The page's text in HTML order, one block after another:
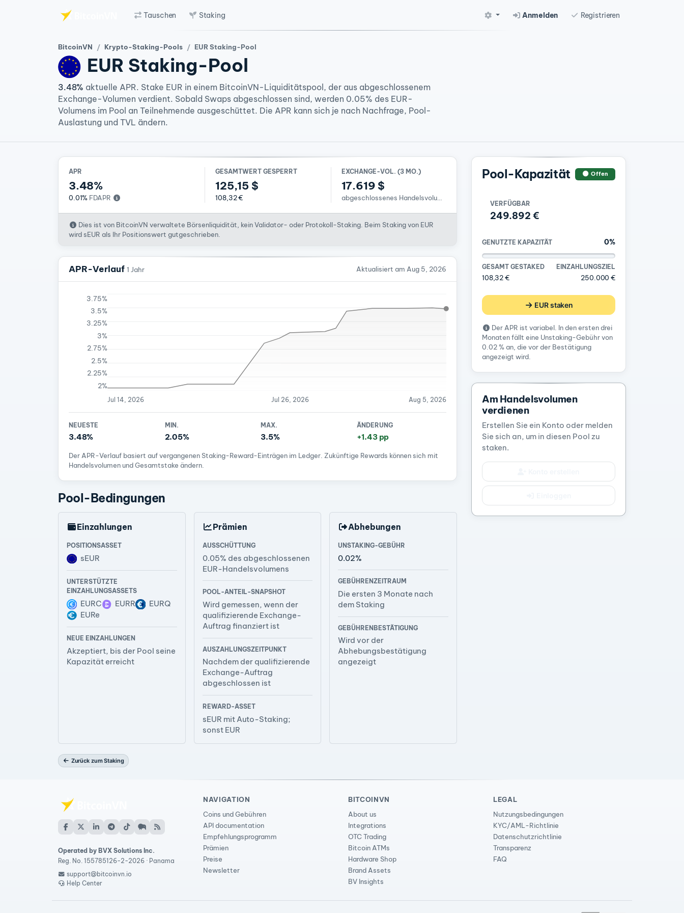
Tauschen Staking Anmelden Registrieren
BitcoinVN Krypto-Staking-Pools EUR Staking-Pool
EUR Staking-Pool
3.48% aktuelle APR. Stake EUR in einem BitcoinVN-Liquiditätspool, der aus abgeschlossenem
Exchange-Volumen verdient. Sobald Swaps abgeschlossen sind, werden 0.05% des EUR-
Volumens im Pool an Teilnehmende ausgeschüttet. Die APR kann sich je nach Nachfrage, Pool-
Auslastung und TVL ändern.
APR
3.48%
0.01% FDAPR
GESAMTWERT GESPERRT
125,15 $
108,32 €
EXCHANGE-VOL. (3 MO.)
17.619 $
abgeschlossenes Handelsvolumen
Dies ist von BitcoinVN verwaltete Börsenliquidität, kein Validator- oder Protokoll-Staking. Beim Staking von EUR
wird sEUR als Ihr Positionswert gutgeschrieben.
APR-Verlauf 1 Jahr Aktualisiert am Aug 5, 2026
3.75%
3.5%
3.25%
3%
2.75%
2.5%
2.25%
2%
Jul 14, 2026 Jul 26, 2026 Aug 5, 2026
NEUESTE
3.48%
MIN.
2.05%
MAX.
3.5%
ÄNDERUNG
+1.43 pp
Der APR-Verlauf basiert auf vergangenen Staking-Reward-Einträgen im Ledger. Zukünftige Rewards können sich mit
Handelsvolumen und Gesamtstake ändern.
Pool-Bedingungen
Einzahlungen
POSITIONSASSET
sEUR
UNTERSTÜTZTE
EINZAHLUNGSASSETS
EURC EURR
EURQ
EURe
NEUE EINZAHLUNGEN
Akzeptiert, bis der Pool seine
Kapazität erreicht
Prämien
AUSSCHÜTTUNG
0.05% des abgeschlossenen
EUR-Handelsvolumens
POOL-ANTEIL-SNAPSHOT
Wird gemessen, wenn der
qualifizierende Exchange-
Auftrag finanziert ist
AUSZAHLUNGSZEITPUNKT
Nachdem der qualifizierende
Exchange-Auftrag
abgeschlossen ist
REWARD-ASSET
sEUR mit Auto-Staking;
sonst EUR
Abhebungen
UNSTAKING-GEBÜHR
0.02%
GEBÜHRENZEITRAUM
Die ersten 3 Monate nach
dem Staking
GEBÜHRENBESTÄTIGUNG
Wird vor der
Abhebungsbestätigung
angezeigt
Zurück zum Staking
Pool-Kapazität Offen
VERFÜGBAR
249.892 €
GENUTZTE KAPAZITÄT 0%
GESAMT GESTAKED
108,32 €
EINZAHLUNGSZIEL
250.000 €
EUR staken
Der APR ist variabel. In den ersten drei
Monaten fällt eine Unstaking-Gebühr von
0.02 % an, die vor der Bestätigung
angezeigt wird.
Am Handelsvolumen
verdienen
Erstellen Sie ein Konto oder melden
Sie sich an, um in diesen Pool zu
staken.
Operated by BVX Solutions Inc.
Reg. No. 155785126-2-2026 · Panama
support@bitcoinvn.io
Help Center
NAVIGATION
Coins und Gebühren
API documentation
Empfehlungsprogramm
Prämien
Preise
Newsletter
BITCOINVN
About us
Integrations
OTC Trading
Bitcoin ATMs
Hardware Shop
Brand Assets
BV Insights
LEGAL
Nutzungsbedingungen
KYC/AML-Richtlinie
Datenschutzrichtlinie
Transparenz
FAQ